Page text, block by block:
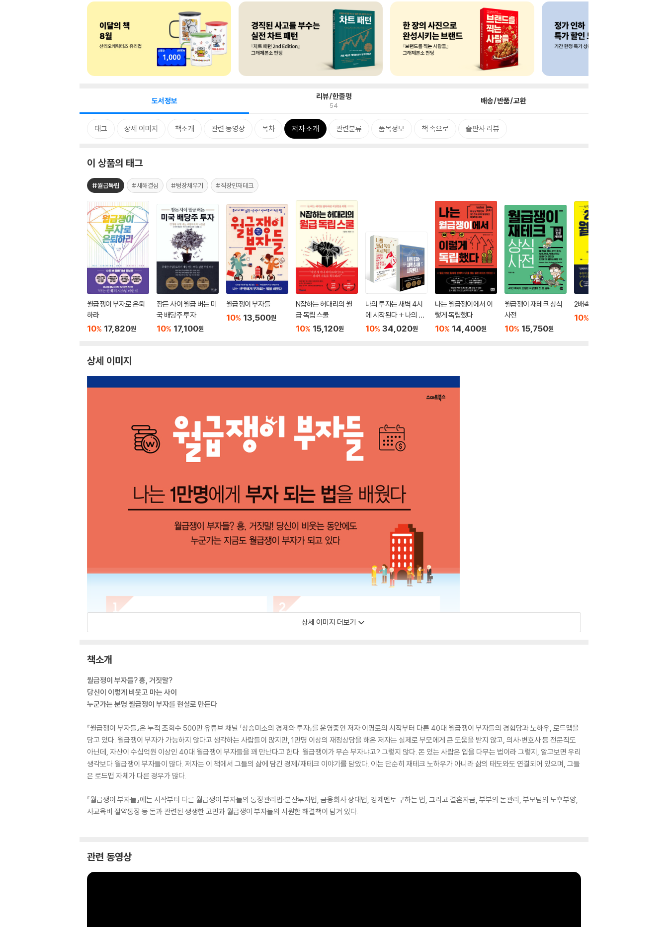
도서정보 리뷰/한줄평
54 배송/반품/교환
태그 상세 이미지 책소개 관련 동영상 목차 저자 소개 관련분류 품목정보 책 속으로 출판사 리뷰
이 상품의 태그
#월급독립 #새해결심 #텅장채우기 #직장인재테크
월급쟁이 부자로 은퇴
하라
10% 17,820원
잠든 사이 월급 버는 미
국 배당주 투자
10% 17,100원
월급쟁이 부자들
10% 13,500원
N잡하는 허대리의 월
급 독립 스쿨
10% 15,120원
나의 투자는 새벽 4시
에 시작된다 + 나의 월
급 독립 프로젝트
10% 34,020원
나는 월급쟁이에서 이
렇게 독립했다
10% 14,400원
월급쟁이 재테크 상식
사전
10% 15,750원
2배속으로 월급 독립
10%
상세 이미지
상세 이미지 더보기
책소개
월급쟁이 부자들? 흥, 거짓말?
당신이 이렇게 비웃고 마는 사이
누군가는 분명 월급쟁이 부자를 현실로 만든다
『월급쟁이 부자들』은 누적 조회수 500만 유튜브 채널 「상승미소의 경제와 투자」를 운영중인 저자 이명로의 시작부터 다른 40대 월급쟁이 부자들의 경험담과 노하우, 로드맵을
담고 있다. 월급쟁이 부자가 가능하지 않다고 생각하는 사람들이 많지만, 1만명 이상의 재정상담을 해온 저자는 실제로 부모에게 큰 도움을 받지 않고, 의사·변호사 등 전문직도
아닌데, 자산이 수십억원 이상인 40대 월급쟁이 부자들을 꽤 만난다고 한다. 월급쟁이가 무슨 부자냐고? 그렇지 않다. 돈 있는 사람은 입을 다무는 법이라 그렇지, 알고보면 우리
생각보다 월급쟁이 부자들이 많다. 저자는 이 책에서 그들의 삶에 담긴 경제/재테크 이야기를 담았다. 이는 단순히 재테크 노하우가 아니라 삶의 태도와도 연결되어 있으며, 그들
은 로드맵 자체가 다른 경우가 많다.
『월급쟁이 부자들』에는 시작부터 다른 월급쟁이 부자들의 통장관리법·분산투자법, 금융회사 상대법, 경제멘토 구하는 법, 그리고 결혼자금, 부부의 돈관리, 부모님의 노후부양,
사교육비 절약통장 등 돈과 관련된 생생한 고민과 월급쟁이 부자들의 시원한 해결책이 담겨 있다.
관련 동영상